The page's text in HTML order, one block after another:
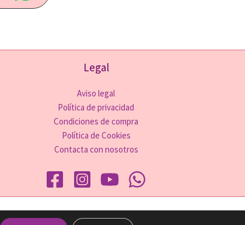
Legal
Aviso legal
Política de privacidad
Condiciones de compra
Política de Cookies
Contacta con nosotros